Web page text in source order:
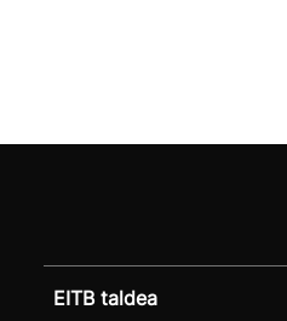
EITB taldea